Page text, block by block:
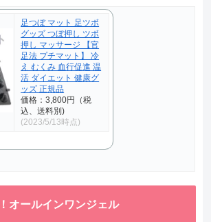
足つぼ マット 足ツボ
グッズ つぼ押し ツボ
押し マッサージ 【官
足法 プチマット】 冷
え むくみ 血行促進 温
活 ダイエット 健康グ
ッズ 正規品
価格：3,800円（税
込、送料別)
(2023/5/13時点)
オールインワンジェル